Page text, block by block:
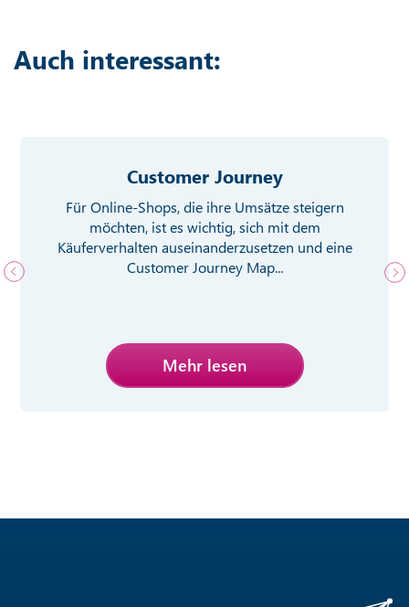
Auch interessant:
Customer Journey
Für Online-Shops, die ihre Umsätze steigern
möchten, ist es wichtig, sich mit dem
Käuferverhalten auseinanderzusetzen und eine
Customer Journey Map...
Mehr lesen